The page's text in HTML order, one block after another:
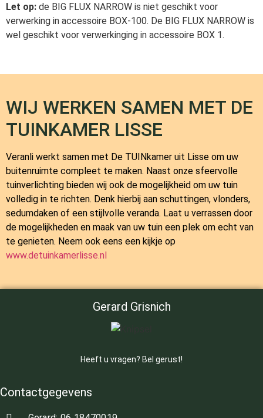
Let op: de BIG FLUX NARROW is niet geschikt voor
verwerking in accessoire BOX-100. De BIG FLUX NARROW is
wel geschikt voor verwerkinging in accessoire BOX 1.
WIJ WERKEN SAMEN MET DE
TUINKAMER LISSE
Veranli werkt samen met De TUINkamer uit Lisse om uw
buitenruimte compleet te maken. Naast onze sfeervolle
tuinverlichting bieden wij ook de mogelijkheid om uw tuin
volledig in te richten. Denk hierbij aan schuttingen, vlonders,
sedumdaken of een stijlvolle veranda. Laat u verrassen door
de mogelijkheden en maak van uw tuin een plek om echt van
te genieten. Neem ook eens een kijkje op
www.detuinkamerlisse.nl
Gerard Grisnich
Heeft u vragen? Bel gerust!
Contactgegevens